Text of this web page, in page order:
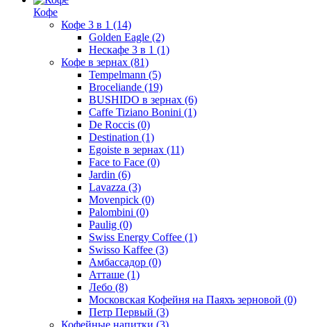
Кофе
Кофе 3 в 1 (14)
Golden Eagle (2)
Нескафе 3 в 1 (1)
Кофе в зернах (81)
Tempelmann (5)
Broceliande (19)
BUSHIDO в зернах (6)
Caffe Tiziano Bonini (1)
De Roccis (0)
Destination (1)
Egoiste в зернах (11)
Face to Face (0)
Jardin (6)
Lavazza (3)
Movenpick (0)
Palombini (0)
Paulig (0)
Swiss Energy Coffee (1)
Swisso Kaffee (3)
Амбассадор (0)
Атташе (1)
Лебо (8)
Московская Кофейня на Паяхъ зерновой (0)
Петр Первый (3)
Кофейные напитки (3)